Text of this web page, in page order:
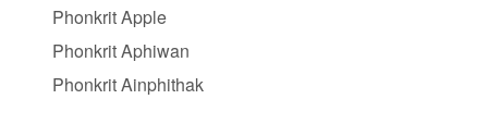
Phonkrit Apple
Phonkrit Aphiwan
Phonkrit Ainphithak